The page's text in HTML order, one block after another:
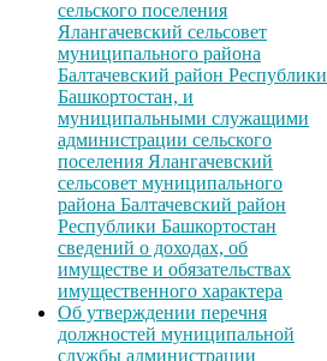
сельского поселения
Ялангачевский сельсовет
муниципального района
Балтачевский район Республики
Башкортостан, и
муниципальными служащими
администрации сельского
поселения Ялангачевский
сельсовет муниципального
района Балтачевский район
Республики Башкортостан
сведений о доходах, об
имуществе и обязательствах
имущественного характера
Об утверждении перечня
должностей муниципальной
службы администрации